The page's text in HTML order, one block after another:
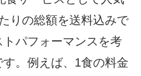
りの総額を送料込みで
パフォーマンスを考
。例えば、1食の料金